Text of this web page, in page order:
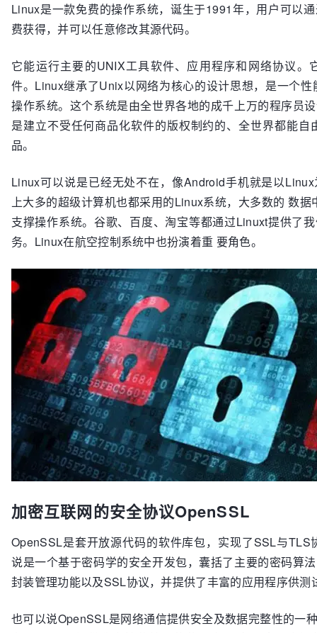
Linux是一款免费的操作系统，诞生于1991年，用户可以
费获得，并可以任意修改其源代码。
它能运行主要的UNIX工具软件、应用程序和网络协议。
件。Linux继承了Unix以网络为核心的设计思想，是一个
操作系统。这个系统是由全世界各地的成千上万的程序员
是建立不受任何商品化软件的版权制约的、全世界都能自
品。
Linux可以说是已经无处不在，像Android手机就是以
上大多的超级计算机也都采用的Linux系统，大多数的 数
支撑操作系统。谷歌、百度、淘宝等都通过Linuxt提供了
务。Linux在航空控制系统中也扮演着重 要角色。
加密互联网的安全协议OpenSSL
OpenSSL是套开放源代码的软件库包，实现了SSL与TLS
说是一个基于密码学的安全开发包，囊括了主要的密码算
封装管理功能以及SSL协议，并提供了丰富的应用程序供测
也可以说OpenSSL是网络通信提供安全及数据完整性的一